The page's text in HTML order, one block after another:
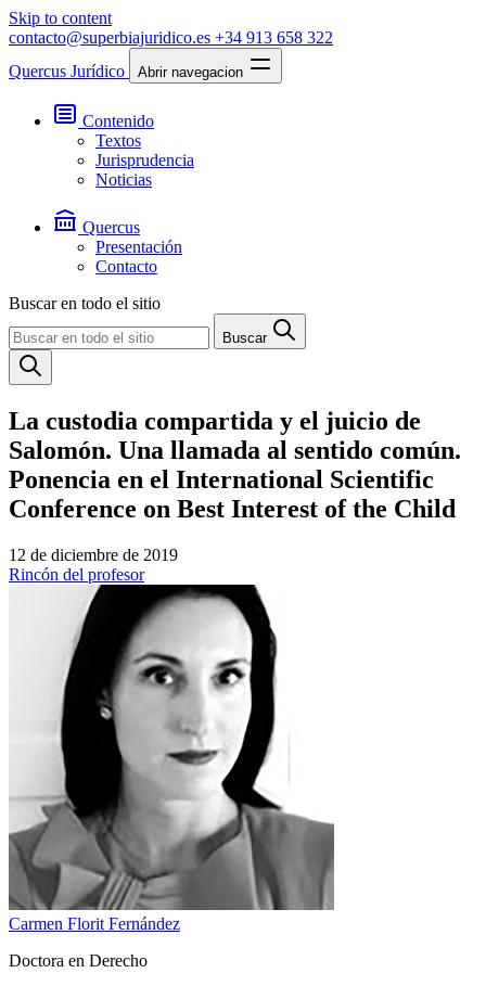
Skip to content
contacto@superbiajuridico.es +34 913 658 322
Quercus Jurídico
Abrir navegacion
Contenido
Textos
Jurisprudencia
Noticias
Quercus
Presentación
Contacto
Buscar en todo el sitio
Buscar
La custodia compartida y el juicio de
Salomón. Una llamada al sentido común.
Ponencia en el International Scientific
Conference on Best Interest of the Child
12 de diciembre de 2019
Rincón del profesor
Carmen Florit Fernández
Doctora en Derecho